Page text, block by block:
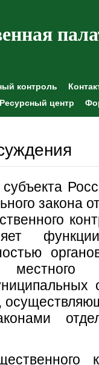
контроль
Ресурсный центр
закона